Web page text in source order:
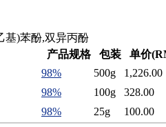
基)苯酚,双异丙酚
产品规格 包装
单价
98% 500g
1,226.00
98% 100g
328.00
98% 25g 100.00